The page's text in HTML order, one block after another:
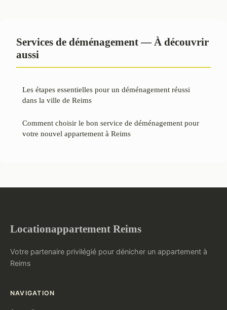
Services de déménagement — À découvrir
aussi
Les étapes essentielles pour un déménagement réussi
dans la ville de Reims
Comment choisir le bon service de déménagement pour
votre nouvel appartement à Reims
Locationappartement Reims
Votre partenaire privilégié pour dénicher un appartement à
Reims
NAVIGATION